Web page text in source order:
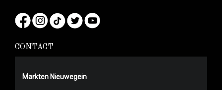
CONTACT
Markten Nieuwegein